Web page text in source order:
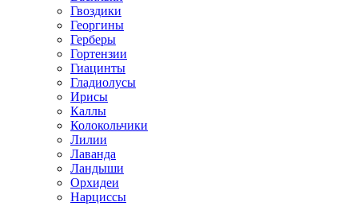
Гвоздики
Георгины
Герберы
Гортензии
Гиацинты
Гладиолусы
Ирисы
Каллы
Колокольчики
Лилии
Лаванда
Ландыши
Орхидеи
Нарциссы